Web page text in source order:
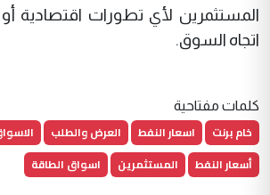
المستثمرين لأي تطورات اقتصادية
اتجاه السوق.
كلمات مفتاحية
خام برنت اسعار النفط العرض والطلب
أسعار النفط
المستثمرين اسواق الطاقة